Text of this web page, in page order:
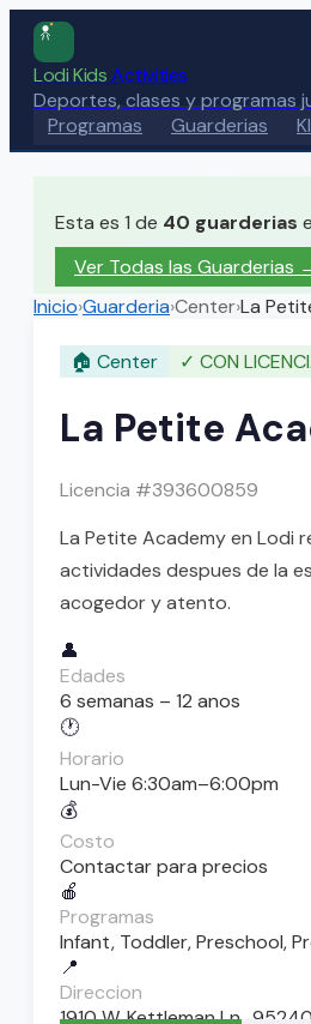
Lodi KidsActivities
Deportes, clases y programas
Programas
Guarderias
Esta es 1 de 40 guarderias
Ver Todas las Guarderias
Inicio›Guarderia›Center›La
🏠 Center ✓ CON
La Petite
Licencia #393600859
La Petite Academy en Lodi
actividades despues de la
acogedor y atento.
👤
Edades
6 semanas – 12 anos
🕐
Horario
Lun-Vie 6:30am–6:00pm
💰
Costo
Contactar para precios
🍎
Programas
Infant, Toddler, Preschool,
📍
Direccion
1910 W. Kettleman Ln., 95240